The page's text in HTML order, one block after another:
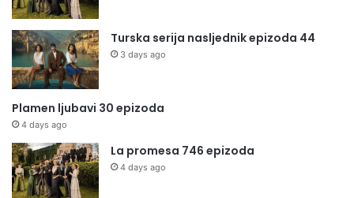
Turska serija nasljednik epizoda 44
3 days ago
Plamen ljubavi 30 epizoda
4 days ago
La promesa 746 epizoda
4 days ago